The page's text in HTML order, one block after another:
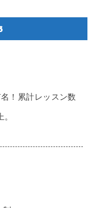
！累計レッスン数